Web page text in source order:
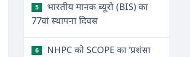
5
भारतीय मानक ब्यूरो (BIS) का
77वां स्थापना दिवस
6
NHPC को SCOPE का ‘प्रशंसा